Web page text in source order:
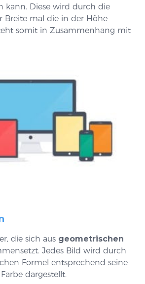
kann. Diese wird durch die
Breite mal die in der Höhe
somit in Zusammenhang mit
die sich aus geometrischen
Jedes Bild wird durch
Formel entsprechend seine
dargestellt.